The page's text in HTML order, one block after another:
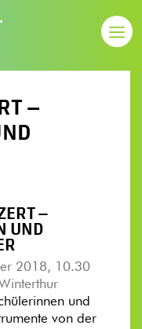
–
–
UND
2018, 10.30
und
von der